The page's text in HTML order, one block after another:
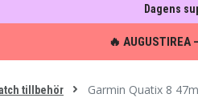
Dagens
🔥 AUGUSTIREA
tillbehör Garmin Quatix 8